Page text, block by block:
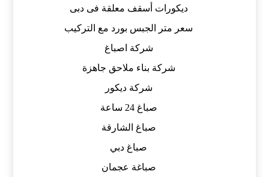
ديكورات أسقف معلقة فى دبى
سعر متر الجبس بورد مع التركيب
شركة اصباغ
شركة بناء ملاحق جاهزة
شركة ديكور
صباغ 24 ساعة
صباغ الشارقة
صباغ دبي
صباغة عجمان